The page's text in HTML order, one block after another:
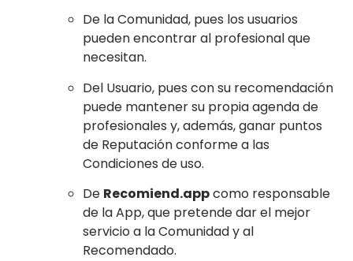
De la Comunidad, pues los usuarios
pueden encontrar al profesional que
necesitan.
Del Usuario, pues con su recomendación
puede mantener su propia agenda de
profesionales y, además, ganar puntos
de Reputación conforme a las
Condiciones de uso.
De Recomiend.appcomo responsable
de la App, que pretende dar el mejor
servicio a la Comunidad y al
Recomendado.